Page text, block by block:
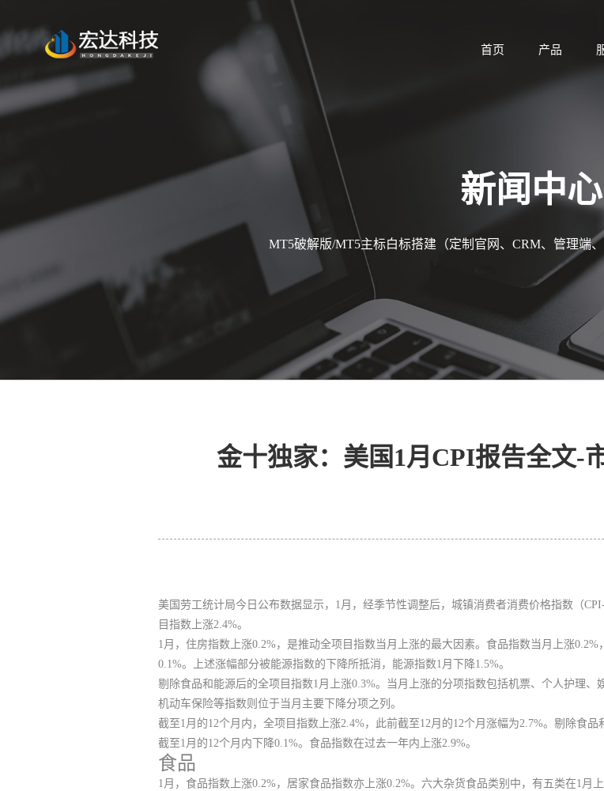
首页 产品
新闻中心
MT5破解版/MT5主标白标搭建（定制官网、CRM、管理端
金十独家：美国1月CPI报告全文-
美国劳工统计局今日公布数据显示，1月，经季节性调整后，城镇消费者消费价格指数（
目指数上涨2.4%。
1月，住房指数上涨0.2%，是推动全项目指数当月上涨的最大因素。 食品指数当月上涨0.2%
0.1%。上述涨幅部分被能源指数的下降所抵消，能源指数1月下降1.5%。
剔除食品和能源后的全项目指数1月上涨0.3%。当月上涨的分项指数包括机票、个人护理、
机动车保险等指数则位于当月主要下降分项之列。
截至1月的12个月内，全项目指数上涨2.4%，此前截至12月的12个月涨幅为2.7%。剔除食
截至1月的12个月内下降0.1%。食品指数在过去一年内上涨2.9%。
食品
1月，食品指数上涨0.2%，居家食品指数亦上涨0.2%。六大杂货食品类别中，有五类在1月